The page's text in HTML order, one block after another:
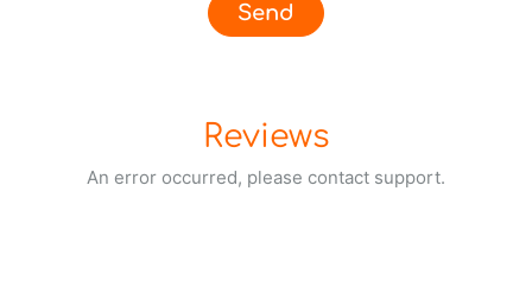
Send
Reviews
An error occurred, please contact support.